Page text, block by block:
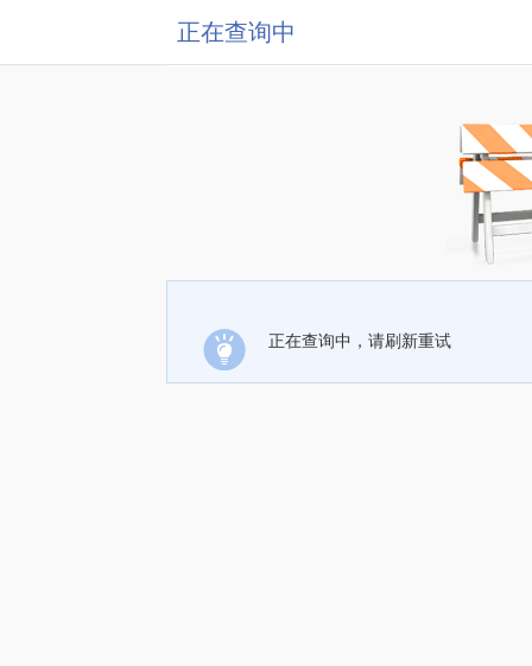
正在查询中
正在查询中，请刷新重试